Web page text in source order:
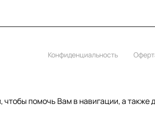
Конфиденциальность
помочь Вам в навигации, а